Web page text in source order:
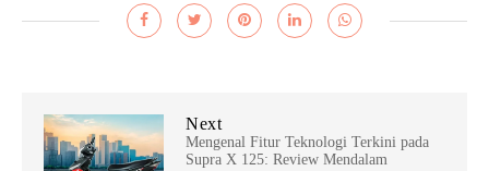
Next
Mengenal Fitur Teknologi Terkini pada
Supra X 125: Review Mendalam